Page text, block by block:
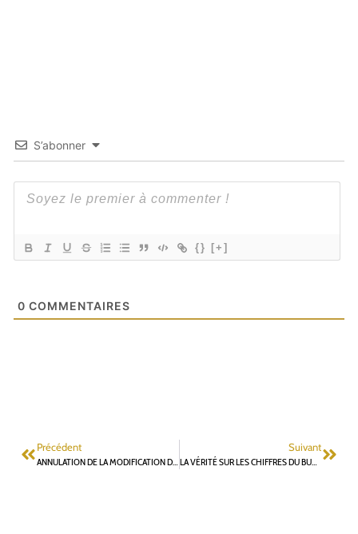
S’abonner
{} [+]
0 COMMENTAIRES
Précédent Suivant
LA VÉRITÉ SUR LES CHIFFRES DU BUDGET DE FONTENAY-AUX-ROSES – 1ÈRE PARTIE